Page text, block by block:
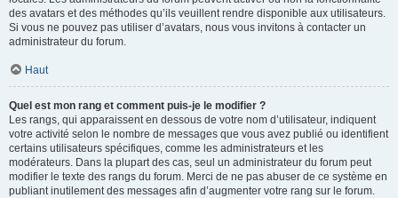
des avatars et des méthodes qu’ils veuillent rendre disponible aux utilisateurs.
Si vous ne pouvez pas utiliser d’avatars, nous vous invitons à contacter un
administrateur du forum.
Haut
Quel est mon rang et comment puis-je le modifier ?
Les rangs, qui apparaissent en dessous de votre nom d’utilisateur, indiquent
votre activité selon le nombre de messages que vous avez publié ou identifient
certains utilisateurs spécifiques, comme les administrateurs et les
modérateurs. Dans la plupart des cas, seul un administrateur du forum peut
modifier le texte des rangs du forum. Merci de ne pas abuser de ce système en
publiant inutilement des messages afin d’augmenter votre rang sur le forum.